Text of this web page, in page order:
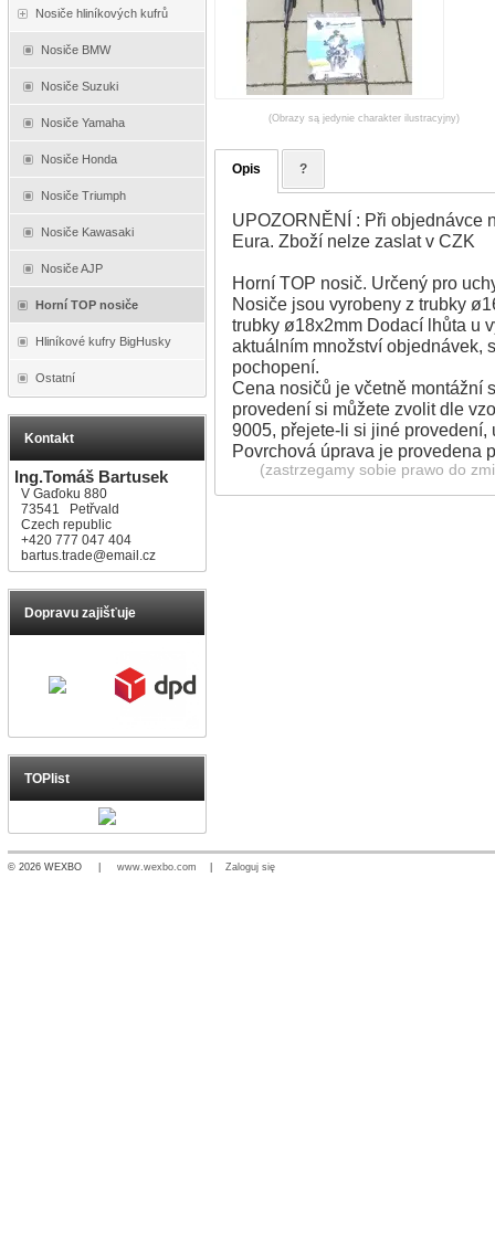
Nosiče hliníkových kufrů
Nosiče BMW
Nosiče Suzuki
Nosiče Yamaha
Nosiče Honda
Nosiče Triumph
Nosiče Kawasaki
Nosiče AJP
Horní TOP nosiče
Hliníkové kufry BigHusky
Ostatní
Kontakt
Ing.Tomáš Bartusek
V Gaďoku 880
73541 Petřvald
Czech republic
+420 777 047 404
bartus.trade@email.cz
Dopravu zajišťuje
TOPlist
(Obrazy są jedynie charakter ilustracyjny)
Opis ?
UPOZORNĚNÍ : Při objednávce
Eura. Zboží nelze zaslat v CZK
Horní TOP nosič. Určený pro
Nosiče jsou vyrobeny z trubky
trubky ø18x2mm Dodací lhůta u
aktuálním množství objednávek,
pochopení.
Cena nosičů je včetně montážní
provedení si můžete zvolit dle
9005, přejete-li si jiné
Povrchová úprava je provedena
(zastrzegamy sobie prawo do
© 2026 WEXBO | www.wexbo.com Zaloguj się